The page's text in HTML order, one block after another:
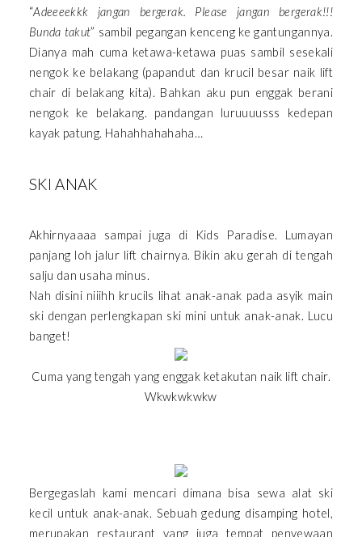
“Adeeeekkk jangan bergerak. Please jangan bergerak!!!
Bunda takut” sambil pegangan kenceng ke gantungannya.
Dianya mah cuma ketawa-ketawa puas sambil sesekali
nengok ke belakang (papandut dan krucil besar naik lift
chair di belakang kita). Bahkan aku pun enggak berani
nengok ke belakang. pandangan luruuuusss kedepan
kayak patung. Hahahhahahaha…
SKI ANAK
Akhirnyaaaa sampai juga di Kids Paradise. Lumayan
panjang loh jalur lift chairnya. Bikin aku gerah di tengah
salju dan usaha minus.
Nah disini niiihh krucils lihat anak-anak pada asyik main
ski dengan perlengkapan ski mini untuk anak-anak. Lucu
banget!
Cuma yang tengah yang enggak ketakutan naik lift chair.
Wkwkwkwkw
Bergegaslah kami mencari dimana bisa sewa alat ski
kecil untuk anak-anak. Sebuah gedung disamping hotel,
merupakan restaurant yang juga tempat penyewaan